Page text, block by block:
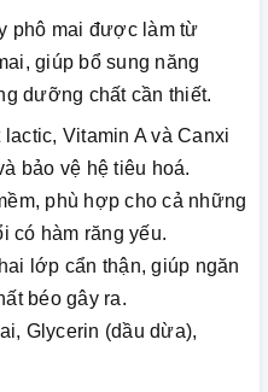
phô mai được làm từ
giúp bổ sung năng
dưỡng chất cần thiết.
Vitamin A và Canxi
bảo vệ hệ tiêu hoá.
phù hợp cho cả những
có hàm răng yếu.
lớp cẩn thận, giúp ngăn
béo gây ra.
Glycerin (dầu dừa),